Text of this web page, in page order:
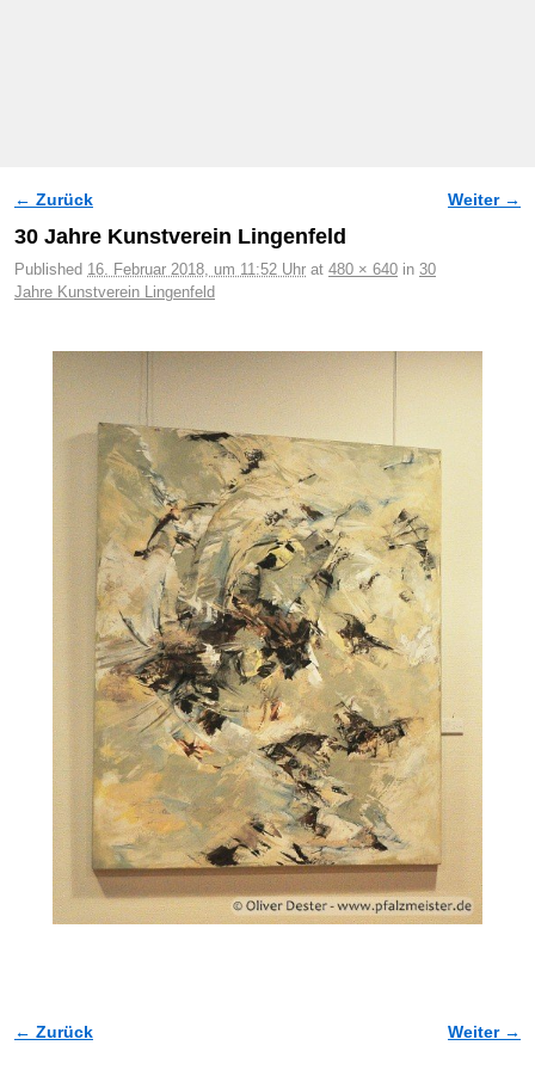
Bilder-Navigation
← Zurück Weiter →
30 Jahre Kunstverein Lingenfeld
Published 16. Februar 2018, um 11:52 Uhr at 480 × 640 in 30
Jahre Kunstverein Lingenfeld
Bilder-Navigation
← Zurück Weiter →